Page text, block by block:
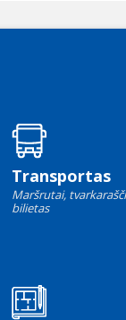
Transportas
Maršrutai,
bilietas